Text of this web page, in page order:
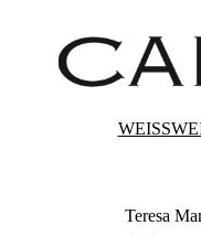
Teresa